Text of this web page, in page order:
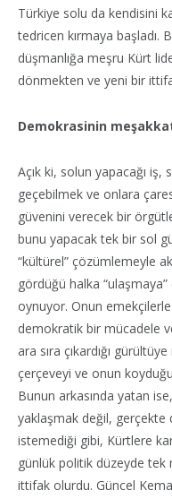
Türkiye solu da kendisini
tedricen kırmaya başladı.
düşmanlığa meşru Kürt
dönmekten ve yeni bir
Demokrasinin
Açık ki, solun yapacağı iş,
geçebilmek ve onlara
güvenini verecek bir
bunu yapacak tek bir sol
“kültürel” çözümlemeyle
gördüğü halka
oynuyor. Onun
demokratik bir mücadele
ara sıra çıkardığı
çerçeveyi ve onun
Bunun arkasında yatan
yaklaşmak değil, gerçekte
istemediği gibi, Kürtlere
günlük politik düzeyde tek
ittifak olurdu. Güncel